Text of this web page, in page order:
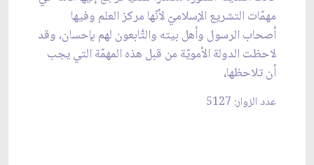
مهمّات التشريع الإسلاميّ لأنّها مركز العلم وفيها
أصحاب الرسول وأهل بيته والتَّابعون لهم بإحسان، وقد
لاحظت الدولة الأمويّة من قبل هذه المهمّة التي يجب
أن تلاحظها،
عدد الزوار: 5127